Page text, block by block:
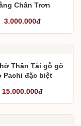
Chân Trơn
3.000.000đ
Thần Tài gỗ gõ
Pachi đặc biệt
15.000.000đ